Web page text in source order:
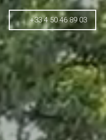
+33 4 50 46 89 03